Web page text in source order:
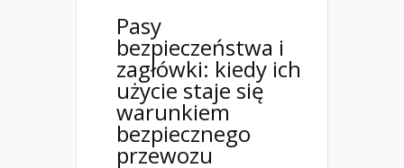
Pasy
bezpieczeństwa i
zagłówki: kiedy ich
użycie staje się
warunkiem
bezpiecznego
przewozu